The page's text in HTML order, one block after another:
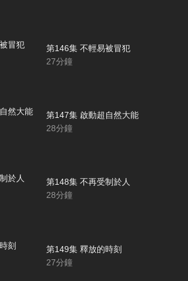
第146集 不輕易被冒犯
27分鐘
第147集 啟動超自然大能
28分鐘
第148集 不再受制於人
28分鐘
第149集 釋放的時刻
27分鐘